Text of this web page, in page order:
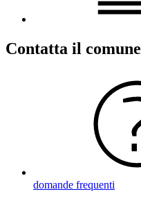
Contatta il comune
domande frequenti